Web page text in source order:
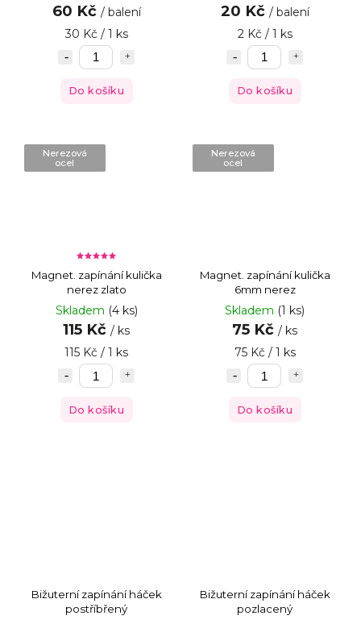
60 Kč / balení
30 Kč / 1 ks
Do košíku
20 Kč / balení
2 Kč / 1 ks
Do košíku
Nerezová
ocel
Magnet. zapínání kulička
nerez zlato
Skladem (4 ks)
115 Kč / ks
115 Kč / 1 ks
Do košíku
Nerezová
ocel
Magnet. zapínání kulička
6mm nerez
Skladem (1 ks)
75 Kč / ks
75 Kč / 1 ks
Do košíku
Bižuterní zapínání háček
postříbřený
Bižuterní zapínání háček
pozlacený